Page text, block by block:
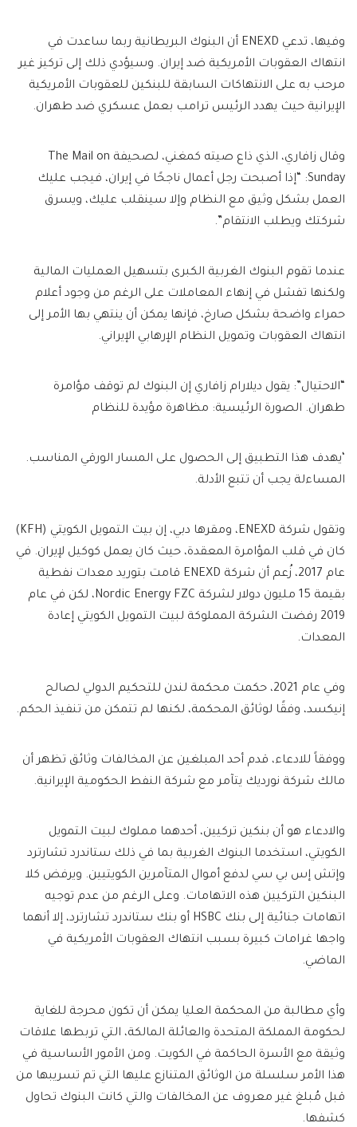
وفيها، تدعي ENEXD أن البنوك البريطانية ربما ساعدت في
انتهاك العقوبات الأمريكية ضد إيران. وسيؤدي ذلك إلى تركيز غير
مرحب به على الانتهاكات السابقة للبنكين للعقوبات الأمريكية
الإيرانية حيث يهدد الرئيس ترامب بعمل عسكري ضد طهران.
وقال زافاري، الذي ذاع صيته كمغني، لصحيفة The Mail on
Sunday: “إذا أصبحت رجل أعمال ناجحًا في إيران، فيجب عليك
العمل بشكل وثيق مع النظام وإلا سينقلب عليك، ويسرق
شركتك ويطلب الانتقام”.
عندما تقوم البنوك الغربية الكبرى بتسهيل العمليات المالية
ولكنها تفشل في إنهاء المعاملات على الرغم من وجود أعلام
حمراء واضحة بشكل صارخ، فإنها يمكن أن ينتهي بها الأمر إلى
انتهاك العقوبات وتمويل النظام الإرهابي الإيراني.
“الاحتيال”: يقول ديلارام زافاري إن البنوك لم توقف مؤامرة
طهران. الصورة الرئيسية: مظاهرة مؤيدة للنظام
‘يهدف هذا التطبيق إلى الحصول على المسار الورقي المناسب.
المساءلة يجب أن تتبع الأدلة.
وتقول شركة ENEXD، ومقرها دبي، إن بيت التمويل الكويتي (KFH)
كان في قلب المؤامرة المعقدة، حيث كان يعمل كوكيل لإيران. في
عام 2017، زُعم أن شركة ENEXD قامت بتوريد معدات نفطية
بقيمة 15 مليون دولار لشركة Nordic Energy FZC، لكن في عام
2019 رفضت الشركة المملوكة لبيت التمويل الكويتي إعادة
المعدات.
وفي عام 2021، حكمت محكمة لندن للتحكيم الدولي لصالح
إنيكسد، وفقًا لوثائق المحكمة، لكنها لم تتمكن من تنفيذ الحكم.
ووفقاً للادعاء، قدم أحد المبلغين عن المخالفات وثائق تظهر أن
مالك شركة نورديك يتآمر مع شركة النفط الحكومية الإيرانية.
والادعاء هو أن بنكين تركيين، أحدهما مملوك لبيت التمويل
الكويتي، استخدما البنوك الغربية بما في ذلك ستاندرد تشارترد
وإتش إس بي سي لدفع أموال المتآمرين الكويتيين. ويرفض كلا
البنكين التركيين هذه الاتهامات. وعلى الرغم من عدم توجيه
اتهامات جنائية إلى بنك HSBC أو بنك ستاندرد تشارترد، إلا أنهما
واجها غرامات كبيرة بسبب انتهاك العقوبات الأمريكية في
الماضي.
وأي مطالبة من المحكمة العليا يمكن أن تكون محرجة للغاية
لحكومة المملكة المتحدة والعائلة المالكة، التي تربطها علاقات
وثيقة مع الأسرة الحاكمة في الكويت. ومن الأمور الأساسية في
هذا الأمر سلسلة من الوثائق المتنازع عليها التي تم تسريبها من
قبل مُبلغ غير معروف عن المخالفات والتي كانت البنوك تحاول
كشفها.